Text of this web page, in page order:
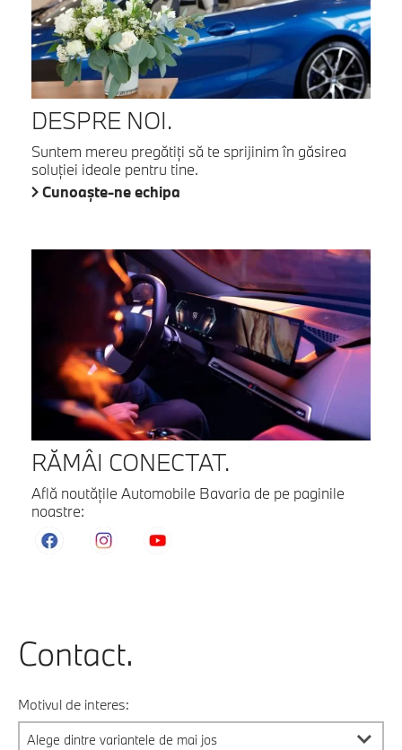
DESPRE NOI.
Suntem mereu pregătiţi să te sprijinim în găsirea
soluţiei ideale pentru tine.
Cunoaşte-ne echipa
RĂMÂI CONECTAT.
Află noutăţile Automobile Bavaria de pe paginile
noastre:
Contact.
Motivul de interes: